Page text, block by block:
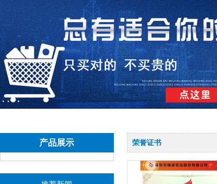
产品展示 荣誉证书